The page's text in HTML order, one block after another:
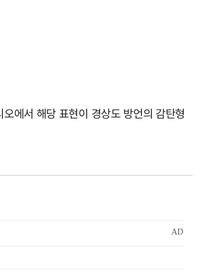
에서 해당 표현이 경상도 방언의 감탄형